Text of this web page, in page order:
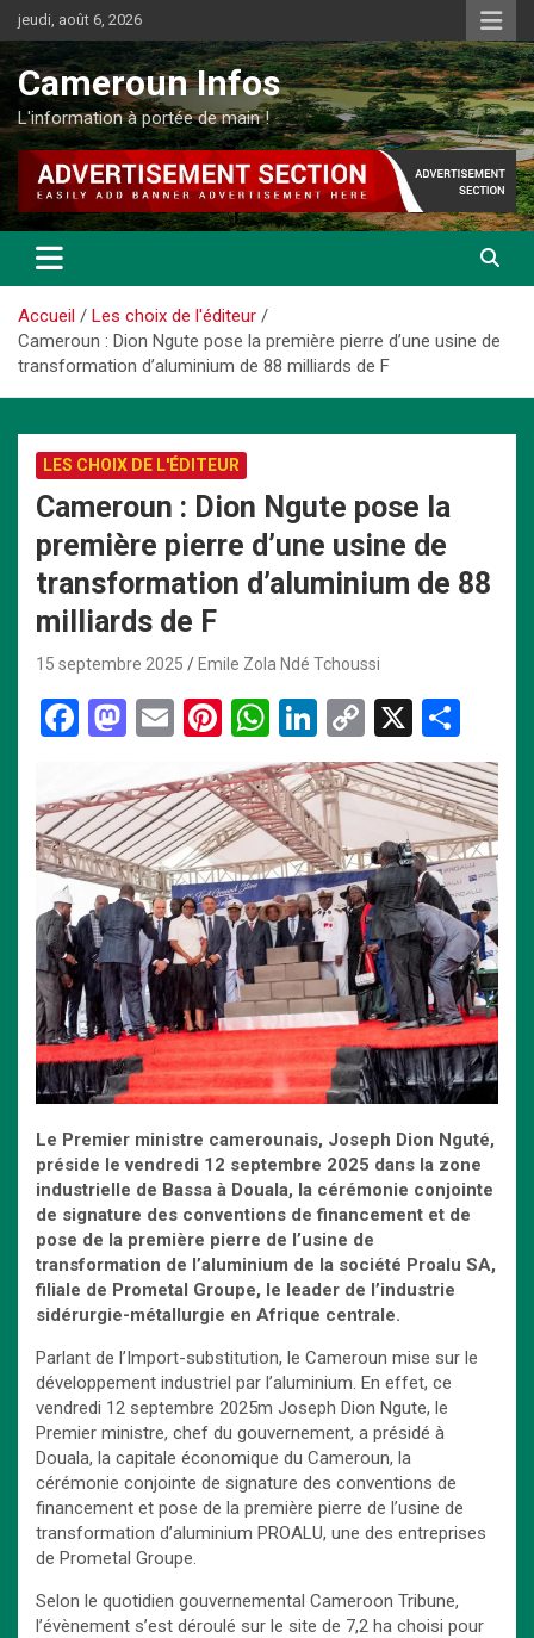
Aller
au
contenu
jeudi, août 6, 2026
Cameroun Infos
L'information à portée de main !
Accueil
Les choix de l'éditeur
Cameroun : Dion Ngute pose la première pierre d’une usine de
transformation d’aluminium de 88 milliards de F
LES CHOIX DE L'ÉDITEUR
Cameroun : Dion Ngute pose la
première pierre d’une usine de
transformation d’aluminium de 88
milliards de F
15 septembre 2025 Emile Zola Ndé Tchoussi
F
ce
b
o
o
k
M
st
o
d
o
n
E
ail
Pi
nt
er
es
t
W
h
at
s
A
p
p
Li
n
ke
dI
n
C
o
py
Li
n
k
X
ar
ta
g
er
Le Premier ministre camerounais, Joseph Dion Nguté,
préside le vendredi 12 septembre 2025 dans la zone
industrielle de Bassa à Douala, la cérémonie conjointe
de signature des conventions de financement et de
pose de la première pierre de l’usine de
transformation de l’aluminium de la société Proalu SA,
filiale de Prometal Groupe, le leader de l’industrie
sidérurgie-métallurgie en Afrique centrale.
Parlant de l’Import-substitution, le Cameroun mise sur le
développement industriel par l’aluminium. En effet, ce
vendredi 12 septembre 2025m Joseph Dion Ngute, le
Premier ministre, chef du gouvernement, a présidé à
Douala, la capitale économique du Cameroun, la
cérémonie conjointe de signature des conventions de
financement et pose de la première pierre de l’usine de
transformation d’aluminium PROALU, une des entreprises
de Prometal Groupe.
Selon le quotidien gouvernemental Cameroon Tribune,
l’évènement s’est déroulé sur le site de 7,2 ha choisi pour